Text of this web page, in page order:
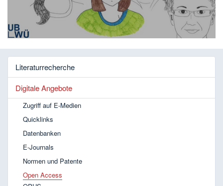
Literaturrecherche
Digitale Angebote
Zugriff auf E-Medien
Quicklinks
Datenbanken
E-Journals
Normen und Patente
Open Access